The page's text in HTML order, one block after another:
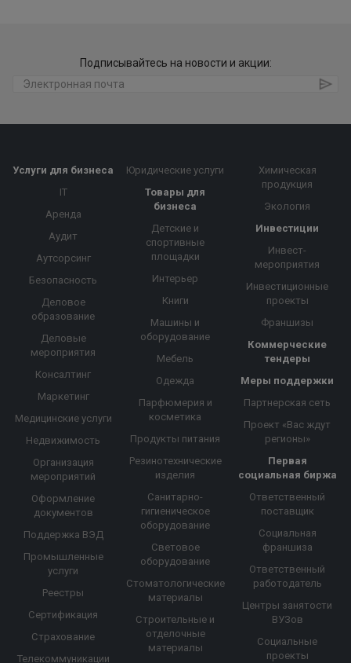
Подписывайтесь на новости и акции:
Услуги для бизнеса
IT
Аренда
Аудит
Аутсорсинг
Безопасность
Деловое
образование
Деловые
мероприятия
Консалтинг
Маркетинг
Медицинские услуги
Недвижимость
Организация
мероприятий
Оформление
документов
Поддержка ВЭД
Промышленные
услуги
Реестры
Сертификация
Страхование
Телекоммуникации
Юридические услуги
Товары для
бизнеса
Детские и
спортивные
площадки
Интерьер
Книги
Машины и
оборудование
Мебель
Одежда
Парфюмерия и
косметика
Продукты питания
Резинотехнические
изделия
Санитарно-
гигиеническое
оборудование
Световое
оборудование
Стоматологические
материалы
Строительные и
отделочные
материалы
Химическая
продукция
Экология
Инвестиции
Инвест-
мероприятия
Инвестиционные
проекты
Франшизы
Коммерческие
тендеры
Меры поддержки
Партнерская сеть
Проект «Вас ждут
регионы»
Первая
социальная биржа
Ответственный
поставщик
Социальная
франшиза
Ответственный
работодатель
Центры занятости
ВУЗов
Социальные
проекты